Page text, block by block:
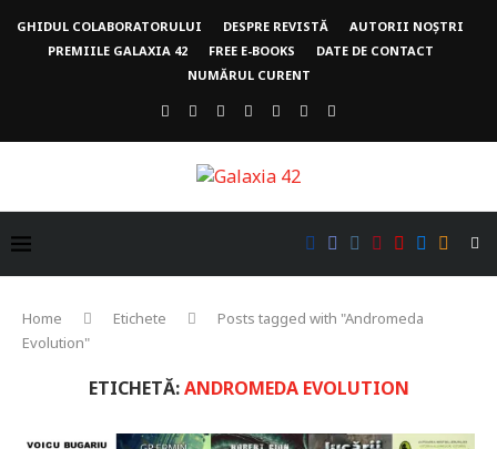
GHIDUL COLABORATORULUI DESPRE REVISTĂ
AUTORII NOȘTRI
PREMIILE GALAXIA 42
FREE E-BOOKS
DATE DE CONTACT
NUMĂRUL CURENT
Home Etichete
Posts tagged with "Andromeda
Evolution"
ETICHETĂ:ANDROMEDA EVOLUTION